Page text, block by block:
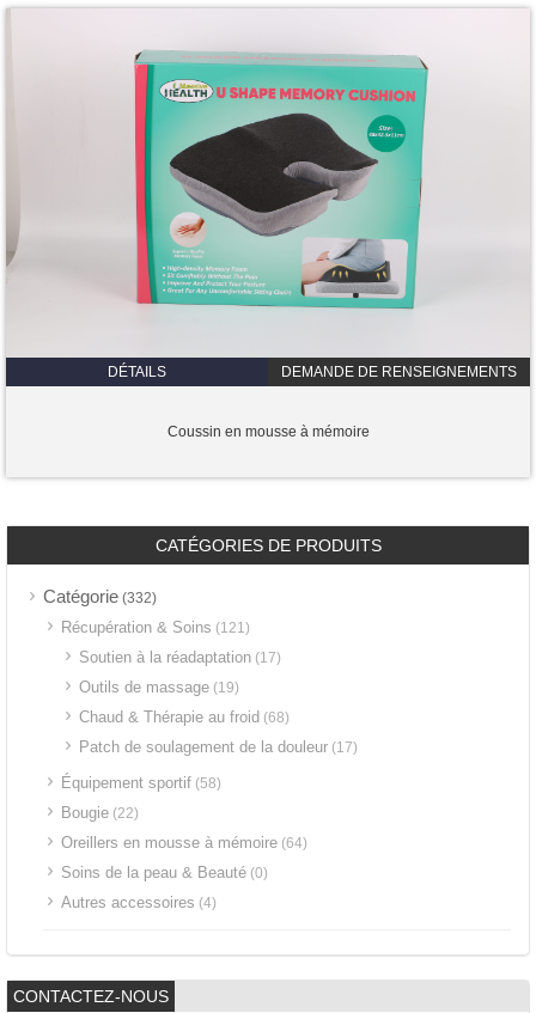
DÉTAILS DEMANDE DE RENSEIGNEMENTS
Coussin en mousse à mémoire
CATÉGORIES DE PRODUITS
Catégorie (332)
Récupération & Soins (121)
Soutien à la réadaptation (17)
Outils de massage (19)
Chaud & Thérapie au froid (68)
Patch de soulagement de la douleur (17)
Équipement sportif (58)
Bougie (22)
Oreillers en mousse à mémoire (64)
Soins de la peau & Beauté (0)
Autres accessoires (4)
CONTACTEZ-NOUS